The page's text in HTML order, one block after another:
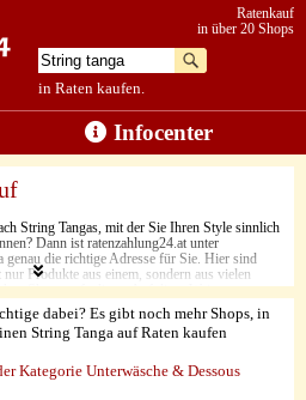
in Raten kaufen.
Ratenkauf
in über 20 Shops
Infocenter
String Tangas, mit der Sie Ihren Style sinnlich
Dann ist ratenzahlung24.at unter
genau die richtige Adresse für Sie. Hier sind
nur Produkte aus einem, sondern aus vielen
Shops aufgelistet. Auf diese Weise
jederzeit von hochwertiger Produktqualität und
Preis-Leistungs-Verhältnis. Ein weiteres
bei String Tangas genießen, ist der hohe
Damit fühlen Sie sich jederzeit wohl. Dabei
ganz bequem in Raten bezahlen.
dabei? Es gibt noch mehr Shops, in
String Tanga auf Raten kaufen
Kategorie Unterwäsche & Dessous